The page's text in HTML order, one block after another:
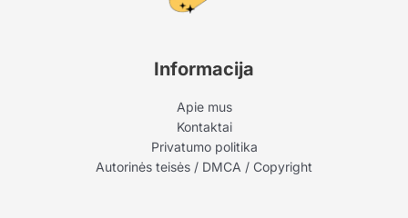
Informacija
Apie mus
Kontaktai
Privatumo politika
Autorinės teisės / DMCA / Copyright